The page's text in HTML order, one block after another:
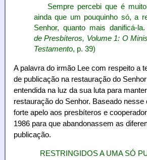
Sempre percebi que é
ainda que um pouquinho só, a
Senhor, quanto mais danificá-
de Presbíteros, Volume 1: O
Testamento, p. 39)
A palavra do irmão Lee com respeito a
de publicação na restauração do
entendida na luz da sua luta para
restauração do Senhor. Baseado nesse
forte apelo aos presbíteros e
1986 para que abandonassem as
publicação.
RESTRINGIDOS A UMA SÓ